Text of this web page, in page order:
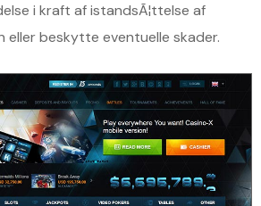
i kraft af istandsÃ¦ttelse af
eller beskytte eventuelle skader.